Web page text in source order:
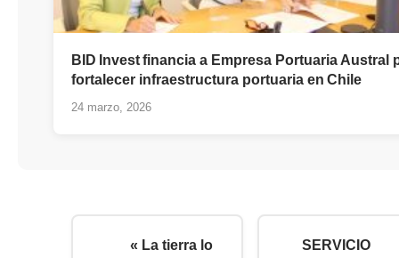
BID Invest financia a Empresa Portuaria Austral
fortalecer infraestructura portuaria en Chile
24 marzo, 2026
« La tierra lo
SERVICIO